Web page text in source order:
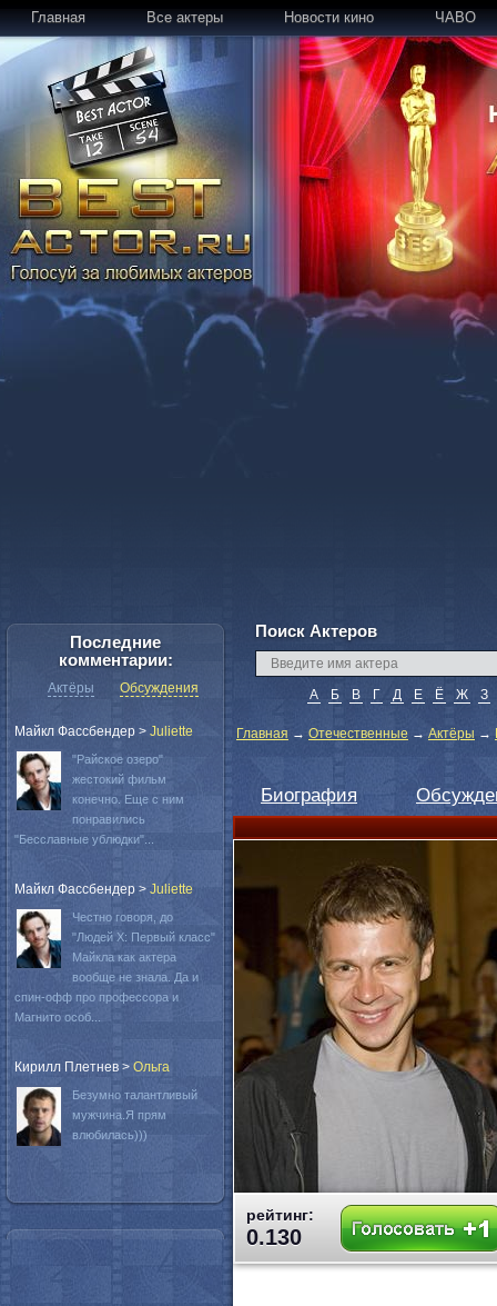
Главная Все актеры Новости кино ЧАВО
Поиск Актеров
А Б В Г Д Е Ё Ж З
Главная → Отечественные → Актёры →
Биография
рейтинг:
0.130
Последние
комментарии:
Актёры Обсуждения
Майкл Фассбендер > Juliette
"Райское озеро"
жестокий фильм
конечно. Еще с ним
понравились
"Бесславные ублюдки"...
Майкл Фассбендер > Juliette
Честно говоря, до
"Людей Х: Первый класс"
Майкла как актера
вообще не знала. Да и
спин-офф про профессора и
Магнито особ...
Кирилл Плетнев > Oльга
Безумно талантливый
мужчина.Я прям
влюбилась)))